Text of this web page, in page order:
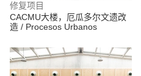
修复项目
CACMU大楼，厄瓜多尔文遗改
造 / Procesos Urbanos